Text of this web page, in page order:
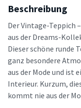
Beschreibung
Der Vintage-Teppich
aus der Dreams-
Dieser schöne runde
ganz besondere
aus der Mode und ist
Interieur. Kurzum,
kommt nie aus der